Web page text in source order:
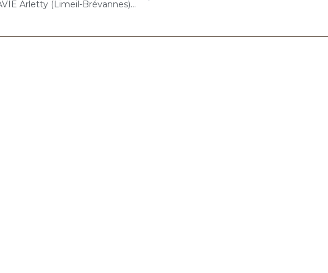
12 mai 2022 – ARPAVIE Arletty (Limeil-Brévannes) : Concert « Gelato-Cello Solo »